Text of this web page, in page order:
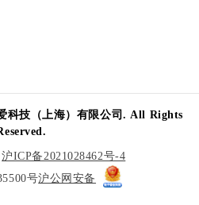
科技（上海）有限公司. All Rights
沪ICP备2021028462号-4
号沪公网安备